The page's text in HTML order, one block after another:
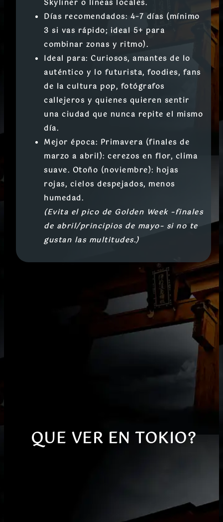
Skyliner o líneas locales.
Días recomendados: 4–7 días (mínimo
3 si vas rápido; ideal 5+ para
combinar zonas y ritmo).
Ideal para: Curiosos, amantes de lo
auténtico y lo futurista, foodies, fans
de la cultura pop, fotógrafos
callejeros y quienes quieren sentir
una ciudad que nunca repite el mismo
día.
Mejor época: Primavera (finales de
marzo a abril): cerezos en flor, clima
suave. Otoño (noviembre): hojas
rojas, cielos despejados, menos
humedad.
(Evita el pico de Golden Week –finales
de abril/principios de mayo– si no te
gustan las multitudes.)
QUE VER EN TOKIO?